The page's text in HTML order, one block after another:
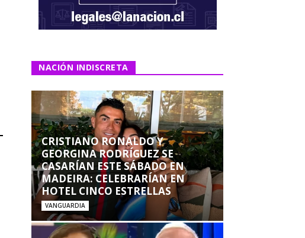
NACIÓN INDISCRETA
CRISTIANO RONALDO Y
GEORGINA RODRÍGUEZ SE
CASARÍAN ESTE SÁBADO EN
MADEIRA: CELEBRARÍAN EN
HOTEL CINCO ESTRELLAS
VANGUARDIA